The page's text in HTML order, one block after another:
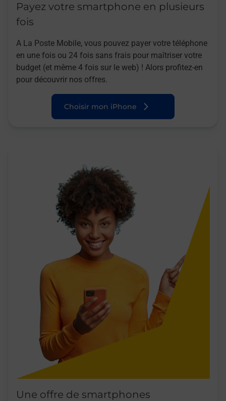
Payez votre smartphone en plusieurs
fois
A La Poste Mobile, vous pouvez payer votre téléphone
en une fois ou 24 fois sans frais pour maîtriser votre
budget (et même 4 fois sur le web) ! Alors profitez-en
pour découvrir nos offres.
Choisir mon iPhone
Une offre de smartphones